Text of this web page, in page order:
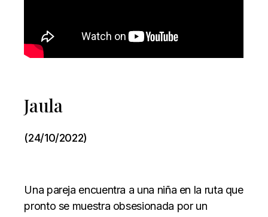
Jaula
(24/10/2022)
Una pareja encuentra a una niña en la ruta que
pronto se muestra obsesionada por un